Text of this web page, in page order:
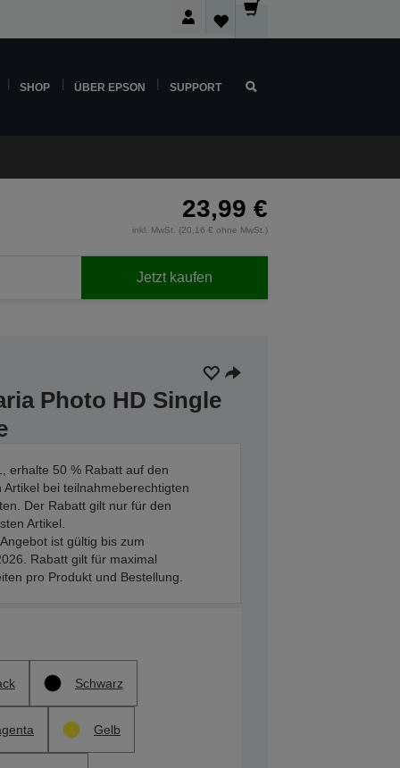
SHOP ÜBER EPSON SUPPORT
23,99 €
inkl. MwSt. (20,16 € ohne MwSt.)
Jetzt kaufen
Photo HD Single
erhalte 50 % Rabatt auf den
Artikel bei teilnahmeberechtigten
Der Rabatt gilt nur für den
Artikel.
ist gültig bis zum
Rabatt gilt für maximal
pro Produkt und Bestellung.
Schwarz
Gelb